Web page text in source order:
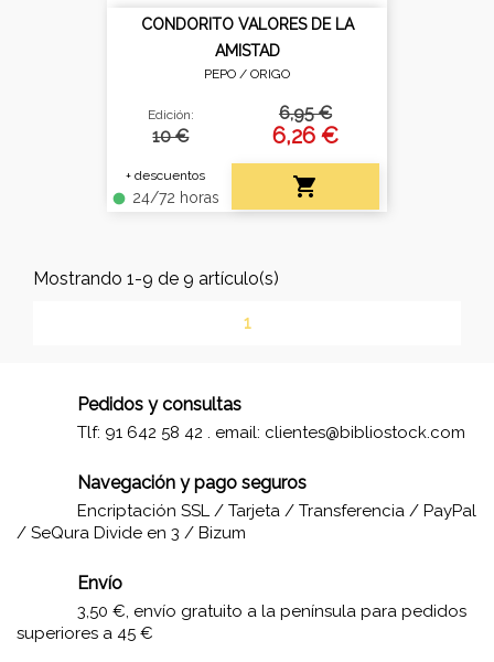
CONDORITO VALORES DE LA
AMISTAD
PEPO / ORIGO
Edición:
10 €
+ descuentos
fiber_manual_record 24/72 horas
6,95 €
6,26 €

Mostrando 1-9 de 9 artículo(s)
1
Pedidos y consultas
Tlf: 91 642 58 42 . email: clientes@bibliostock.com
Navegación y pago seguros
Encriptación SSL / Tarjeta / Transferencia / PayPal
/ SeQura Divide en 3 / Bizum
Envío
3,50 €, envío gratuito a la península para pedidos
superiores a 45 €